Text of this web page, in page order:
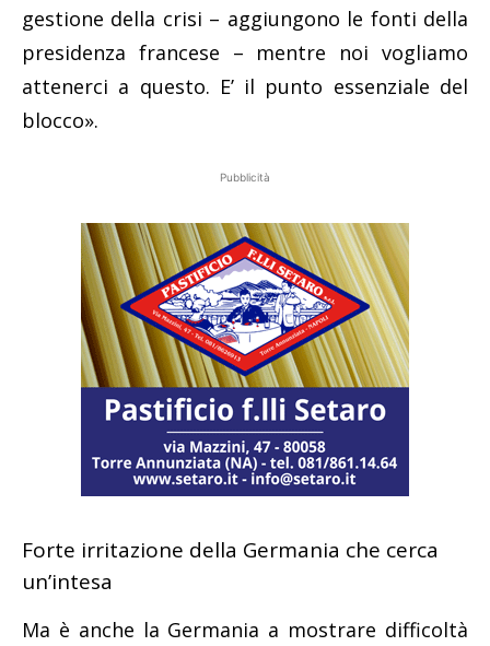
gestione della crisi – aggiungono le fonti della
presidenza francese – mentre noi vogliamo
attenerci a questo. E’ il punto essenziale del
blocco».
Pubblicità
Forte irritazione della Germania che cerca
un’intesa
Ma è anche la Germania a mostrare difficoltà